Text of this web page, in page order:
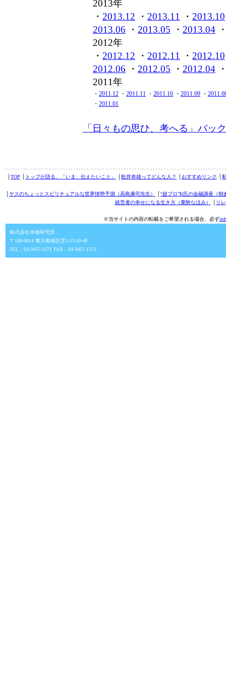
2013年
・ 2013.12 ・ 2013.11 ・ 2013.10
2013.06 ・ 2013.05 ・ 2013.04
2012年
・ 2012.12 ・ 2012.11 ・ 2012.10
2012.06 ・ 2012.05 ・ 2012.04
2011年
・ 2011.12 ・ 2011.11 ・ 2011.10 ・ 2011.09 ・
・ 2011.01
「日々もの思ひ、考へる」バッ
TOP トップが語る、「いま、伝えたいこと」 舩井幸雄ってどんな人？ おすすめリンク
ヤスのちょっとスピリチュアルな世界情勢予測（高島康司先生）
“超プロ”K氏の金融講座（朝
経営者の幸せになる生き方（乗附なほみ）
リ
※当サイトの内容の転載をご希望される場合、必ず
株式会社本物研究所
〒108-0014 東京都港区芝5-13-18-4F
TEL：03-3457-1271 FAX：03-3457-1272